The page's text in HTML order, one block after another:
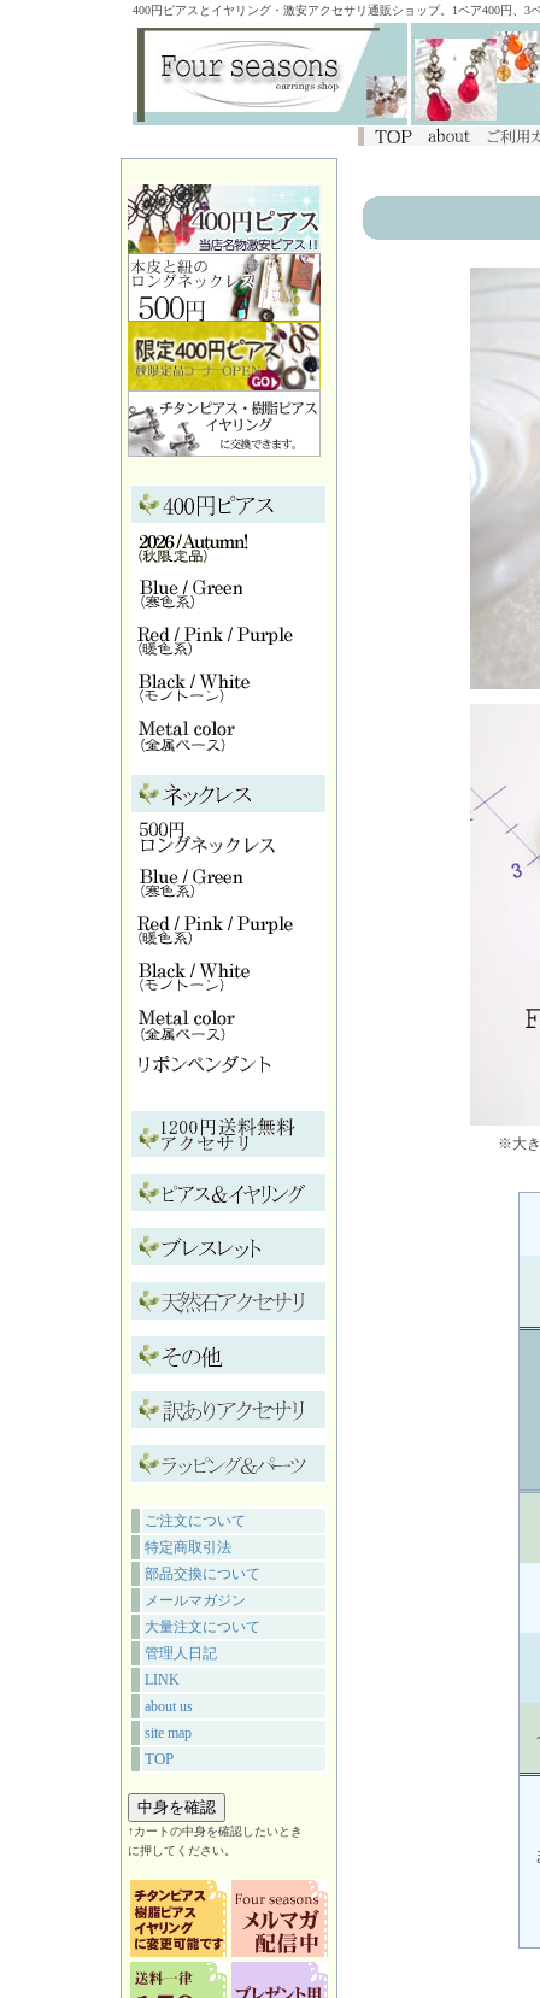
400円ピアスとイヤリング・激安アクセサリ通販ショップ。1ペア400円、
ご注文について
特定商取引法
部品交換について
メールマガジン
大量注文について
管理人日記
LINK
about us
site map
TOP
↑カートの中身を確認したいとき
に押してください。
※大き